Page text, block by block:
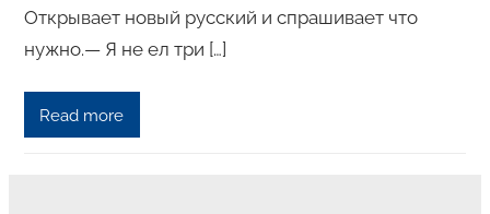
Открывает новый русский и спрашивает что
нужно.— Я не ел три […]
Read more